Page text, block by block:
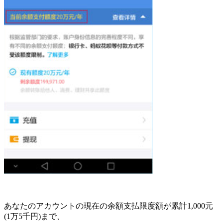
あなたのアカウントの現在の余額支払限度額が累計1,000元
(1万5千円)まで、